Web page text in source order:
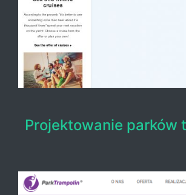
Projektowanie parków